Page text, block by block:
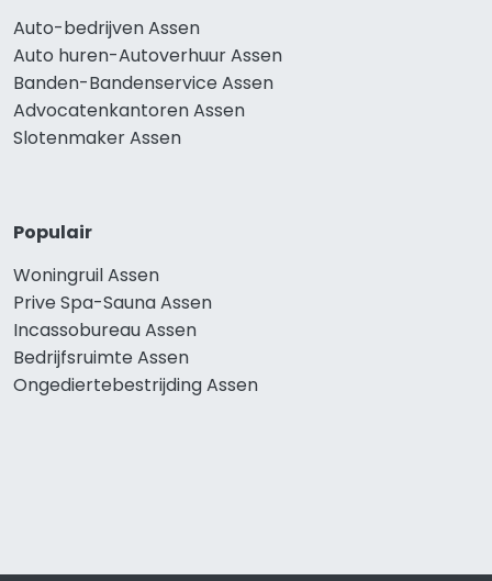
Auto-bedrijven Assen
Auto huren-Autoverhuur Assen
Banden-Bandenservice Assen
Advocatenkantoren Assen
Slotenmaker Assen
Populair
Woningruil Assen
Prive Spa-Sauna Assen
Incassobureau Assen
Bedrijfsruimte Assen
Ongediertebestrijding Assen